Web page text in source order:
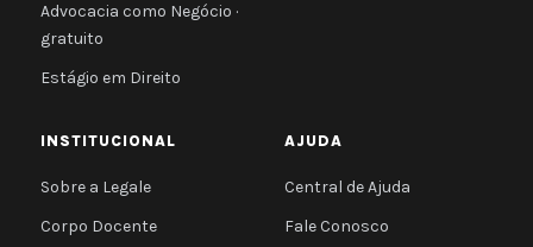
Advocacia como Negócio ·
gratuito
Estágio em Direito
INSTITUCIONAL
Sobre a Legale
Corpo Docente
AJUDA
Central de Ajuda
Fale Conosco